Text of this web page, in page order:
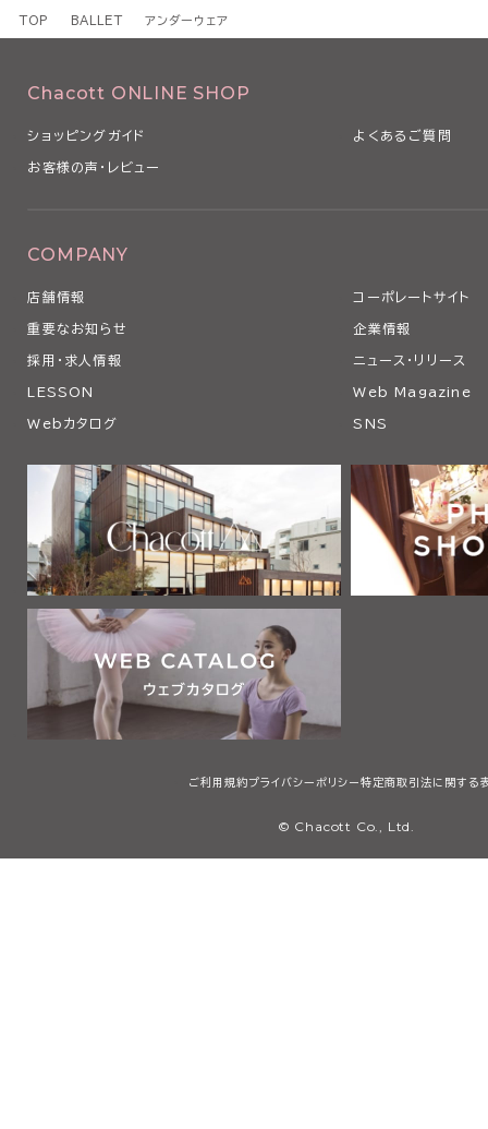
TOP BALLET アンダーウェア
Chacott ONLINE SHOP
ショッピングガイド よくあるご質問
お客様の声・レビュー
COMPANY
店舗情報 コーポレートサイト
重要なお知らせ 企業情報
採用・求人情報 ニュース・リリース
LESSON Web Magazine
Webカタログ SNS
ご利用規約プライバシーポリシー 特定商取引法に関する
© Chacott Co., Ltd.